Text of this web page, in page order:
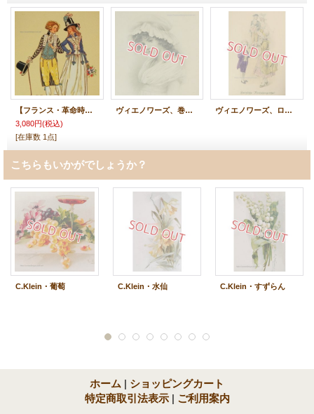
【フランス・革命時前後のファッション】ポストカード
3,080円(税込)
[在庫数 1点]
ヴィエノワーズ、巻き毛の少女 ヴィエノワーズ、ロココの子供たち
こちらもいかがでしょうか？
C.Klein・葡萄 C.Klein・水仙 C.Klein・すずらん
ホーム | ショッピングカート
特定商取引法表示 | ご利用案内